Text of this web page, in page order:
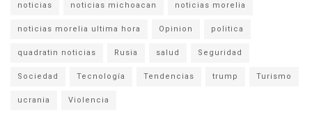
noticias noticias michoacan noticias morelia
noticias morelia ultima hora Opinion politica
quadratin noticias Rusia salud Seguridad
Sociedad Tecnología Tendencias trump Turismo
ucrania Violencia